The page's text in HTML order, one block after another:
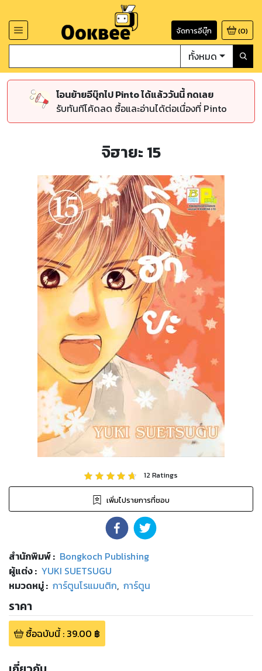
จัดการอีบุ๊ก (0)
ทั้งหมด
โอนย้ายอีบุ๊กไป Pinto ได้แล้ววันนี้ กดเลย
รับทันทีโค้ดลด ซื้อและอ่านได้ต่อเนื่องที่ Pinto
จิฮายะ 15
12Ratings
เพิ่มไปรายการที่ชอบ
สำนักพิมพ์: Bongkoch Publishing
ผู้แต่ง : YUKI SUETSUGU
หมวดหมู่: การ์ตูนโรแมนติก, การ์ตูน
ราคา
ซื้อฉบับนี้: 39.00 ฿